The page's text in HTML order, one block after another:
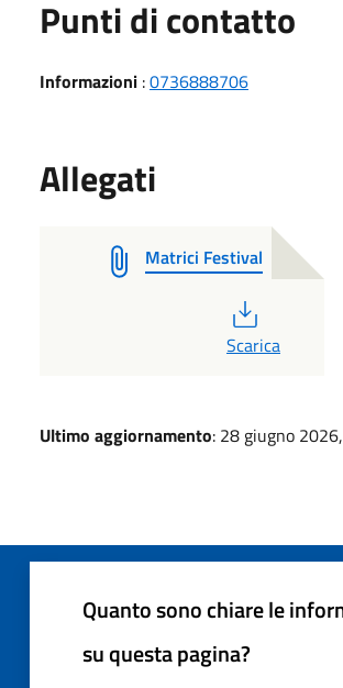
Punti di contatto
Informazioni :0736888706
Allegati
Matrici Festival
PDF
Scarica
Ultimo aggiornamento: 28 giugno
Quanto sono chiare le
su questa pagina?